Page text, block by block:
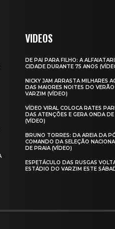
VIDEOS
DE PAI PARA FILHO: A
CIDADE DURANTE 75 ANOS
NICKY JAM ARRASTA MILHARES
DAS MAIORES NOITES DO
VARZIM (VÍDEO)
VÍDEO VIRAL COLOCA RATES
DAS ATENÇÕES E GERA ONDA
(VÍDEO)
BRUNO TORRES: DA AREIA DA
COMANDO DA SELEÇÃO
DE PRAIA (VÍDEO)
ESPETÁCULO DAS RUSGAS
ESTÁDIO DO VARZIM ESTE